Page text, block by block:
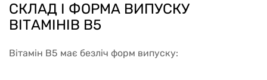
СКЛАД І ФОРМА ВИПУСКУ
ВІТАМІНІВ B5
Вітамін В5 має безліч форм випуску: